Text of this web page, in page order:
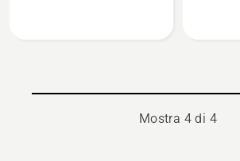
Mostra 4 di 4